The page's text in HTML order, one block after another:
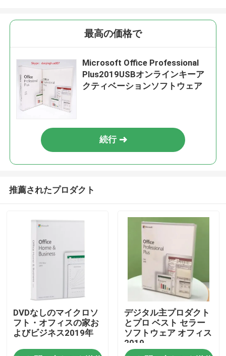
家
プロダクト
最高の価格で
Microsoft Office Professional
Plus2019USBオンラインキーア
クティベーションソフトウェア
続行
推薦されたプロダクト
DVDなしのマイクロソ
フト・オフィスの家お
よびビジネス2019年
デジタル主プロダクト
とプロ ベスト セラー
ソフトウェア オフィス
2019